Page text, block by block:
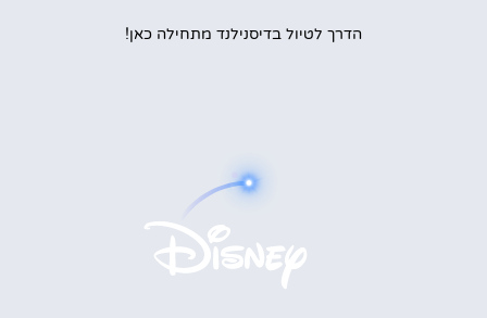
הדרך לטיול בדיסנילנד מתחילה כאן!